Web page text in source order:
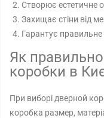
Створює естетичне
Захищає стіни від
Гарантує
Як
коробки в
При виборі дверной
коробка размер,